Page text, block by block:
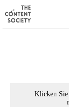
Klicken